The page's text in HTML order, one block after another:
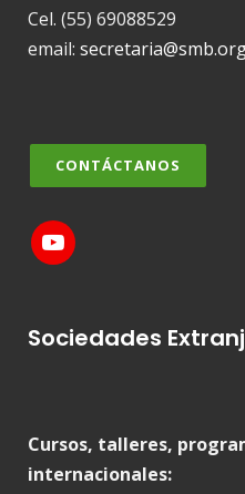
Cel. (55) 69088529
email:
CONTÁCTANOS
Sociedades
Cursos, talleres,
internacionales: